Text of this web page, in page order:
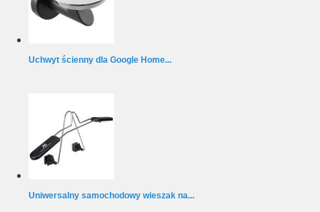
Uchwyt ścienny dla Google Home...
Uniwersalny samochodowy wieszak na...